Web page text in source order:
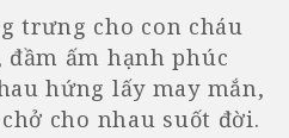
trưng cho con cháu
đầm ấm hạnh phúc
hứng lấy may mắn,
cho nhau suốt đời.